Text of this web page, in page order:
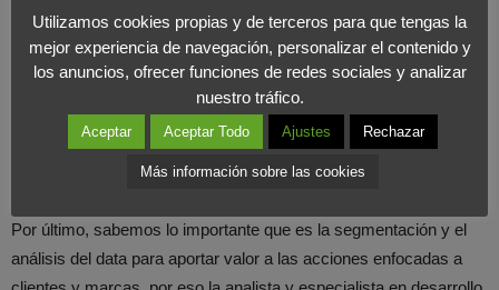
Social Media es una demanda primordial entre los clientes. Para
elloSara Carrión, Social Media Strategist y especialista en
comunicación empresarial;
content editor y
social media analyst con experiencia en el ámbito internacional;
Raquel Domínguezserán los encargados de potenciar uno de
los departamentos clave de Findasense.
Por último, sabemos lo importante que es la segmentación y el
análisis del data para aportar valor a las acciones enfocadas a
Utilizamos cookies propias y de terceros para que tengas la
mejor experiencia de navegación, personalizar el contenido y
los anuncios, ofrecer funciones de redes sociales y analizar
nuestro tráfico.
Aceptar Aceptar Todo Ajustes Rechazar
Más información sobre las cookies